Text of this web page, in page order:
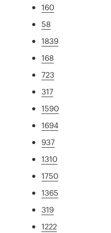
160
58
1839
168
723
317
1590
1694
937
1310
1750
1365
319
1222